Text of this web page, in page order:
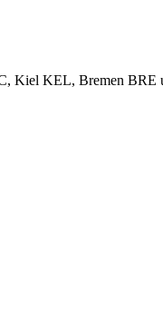
Kiel KEL, Bremen BRE